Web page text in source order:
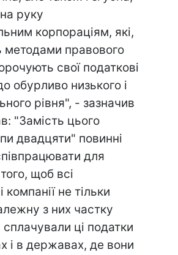
руку
корпораціям, які,
методами правового
свої податкові
обурливо низького і
рівня", - зазначив
"Замість цього
двадцяти" повинні
для
щоб всі
не тільки
з них частку
сплачували ці податки
і в державах, де вони